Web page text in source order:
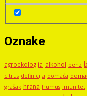
Oznake
agroekologija alkohol benz
citrus definicija domaća
grašak hrana humus imunitet